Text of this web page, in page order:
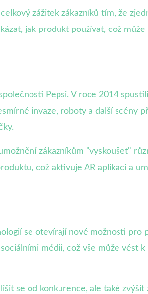
zážitek zákazníků tím, že
jak produkt používat, což
Pepsi. V roce 2014
invaze, roboty a další scény
zákazníkům "vyskoušet"
což aktivuje AR aplikaci a
se otevírají nové možnosti pro
médii, což vše může vést
se od konkurence, ale také zvýšit